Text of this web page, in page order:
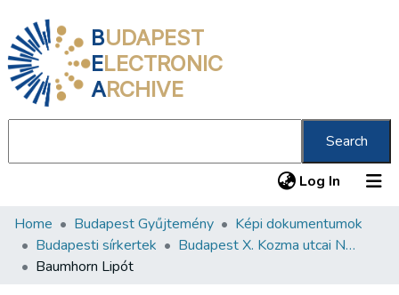
BUDAPEST
ELECTRONIC
ARCHIVE
Search
Log In (current)
Communities & Collections
All of DSpace
Home Budapest Gyűjtemény
Képi dokumentumok
Budapesti sírkertek
Budapest X. Kozma utcai Neológ Zsidó Temető
Baumhorn Lipót